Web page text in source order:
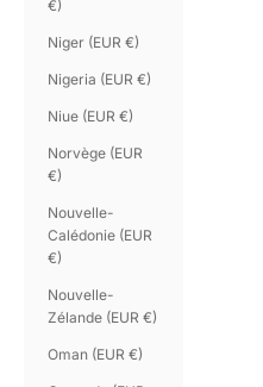
€)
Niger (EUR €)
Nigeria (EUR €)
Niue (EUR €)
Norvège (EUR
€)
Nouvelle-
Calédonie (EUR
€)
Nouvelle-
Zélande (EUR €)
Oman (EUR €)